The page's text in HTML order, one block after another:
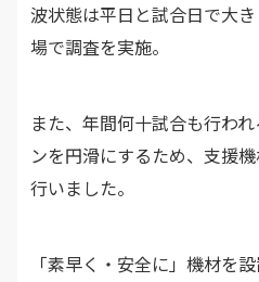
波状態は平日と試合日で大
場で調査を実施。
また、年間何十試合も行わ
ンを円滑にするため、支援
行いました。
「素早く・安全に」機材を